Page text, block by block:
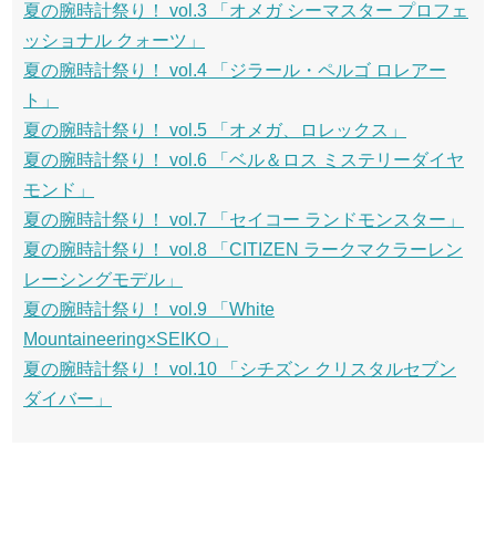
夏の腕時計祭り！ vol.3 「オメガ シーマスター プロフェ
ッショナル クォーツ」
夏の腕時計祭り！ vol.4 「ジラール・ペルゴ ロレアー
ト」
夏の腕時計祭り！ vol.5 「オメガ、ロレックス」
夏の腕時計祭り！ vol.6 「ベル＆ロス ミステリーダイヤ
モンド」
夏の腕時計祭り！ vol.7 「セイコー ランドモンスター」
夏の腕時計祭り！ vol.8 「CITIZEN ラークマクラーレン
レーシングモデル」
夏の腕時計祭り！ vol.9 「White
Mountaineering×SEIKO」
夏の腕時計祭り！ vol.10 「シチズン クリスタルセブン
ダイバー」